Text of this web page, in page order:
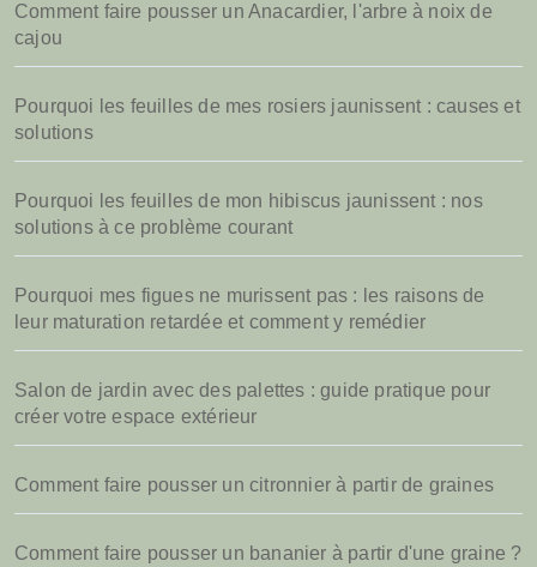
Comment faire pousser un Anacardier, l'arbre à noix de
cajou
Pourquoi les feuilles de mes rosiers jaunissent : causes et
solutions
Pourquoi les feuilles de mon hibiscus jaunissent : nos
solutions à ce problème courant
Pourquoi mes figues ne murissent pas : les raisons de
leur maturation retardée et comment y remédier
Salon de jardin avec des palettes : guide pratique pour
créer votre espace extérieur
Comment faire pousser un citronnier à partir de graines
Comment faire pousser un bananier à partir d'une graine ?